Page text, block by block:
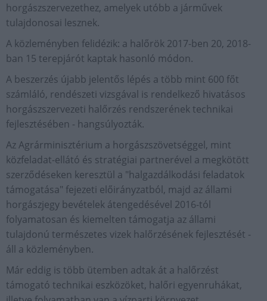
horgászszervezethez, amelyek utóbb a járművek
tulajdonosai lesznek.
A közleményben felidézik: a halőrök 2017-ben 20, 2018-
ban 15 terepjárót kaptak hasonló módon.
A beszerzés újabb jelentős lépés a több mint 600 főt
számláló, rendészeti vizsgával is rendelkező hivatásos
horgászszervezeti halőrzés rendszerének technikai
fejlesztésében - hangsúlyozták.
Az Agrárminisztérium a horgászszövetséggel, mint
közfeladat-ellátó és stratégiai partnerével a megkötött
szerződéseken keresztül a "halgazdálkodási feladatok
támogatása" fejezeti előirányzatból, majd az állami
horgászjegy bevételek átengedésével 2016-tól
folyamatosan és kiemelten támogatja az állami
tulajdonú természetes vizek halőrzésének fejlesztését -
áll a közleményben.
Már eddig is több ütemben adtak át a halőrzést
támogató technikai eszközöket, halőri egyenruhákat,